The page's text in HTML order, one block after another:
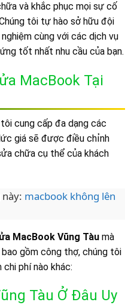
và khắc phục mọi sự cố
tôi tự hào sở hữu đội
cùng với các dịch vụ
tốt nhất nhu cầu của bạn.
MacBook Tại
cung cấp đa dạng các
giá sẽ được điều chỉnh
chữa cụ thể của khách
macbook không lên
MacBook Vũng Tàu mà
gồm công thợ, chúng tôi
phí nào khác:
Tàu Ở Đâu Uy